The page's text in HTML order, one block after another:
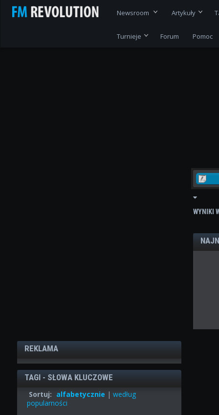
Newsroom Artykuły
Turnieje Forum Pomoc
WYNIKI
REKLAMA
TAGI - SŁOWA KLUCZOWE
Sortuj: alfabetycznie | według
popularności